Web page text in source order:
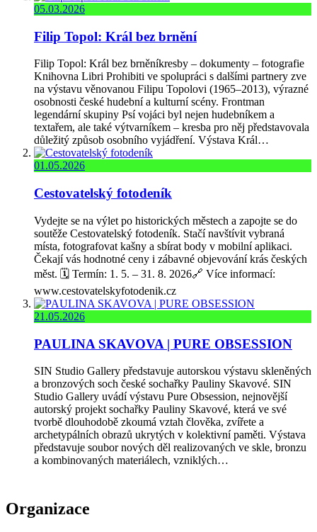
05.03.2026
Filip Topol: Král bez brnění
Filip Topol: Král bez brněníkresby – dokumenty – fotografie
Knihovna Libri Prohibiti ve spolupráci s dalšími partnery zve
na výstavu věnovanou Filipu Topolovi (1965–2013), výrazné
osobnosti české hudební a kulturní scény. Frontman
legendární skupiny Psí vojáci byl nejen hudebníkem a
textařem, ale také výtvarníkem – kresba pro něj představovala
důležitý způsob osobního vyjádření. Výstava Král…
01.05.2026
Cestovatelský fotodeník
Vydejte se na výlet po historických městech a zapojte se do
soutěže Cestovatelský fotodeník. Stačí navštívit vybraná
místa, fotografovat kašny a sbírat body v mobilní aplikaci.
Čekají vás hodnotné ceny i zábavné objevování krás českých
měst. 🗓️ Termín: 1. 5. – 31. 8. 2026🔗 Více informací:
www.cestovatelskyfotodenik.cz
21.05.2026
PAULINA SKAVOVA | PURE OBSESSION
SIN Studio Gallery představuje autorskou výstavu skleněných
a bronzových soch české sochařky Pauliny Skavové. SIN
Studio Gallery uvádí výstavu Pure Obsession, nejnovější
autorský projekt sochařky Pauliny Skavové, která ve své
tvorbě dlouhodobě zkoumá vztah člověka, zvířete a
archetypálních obrazů ukrytých v kolektivní paměti. Výstava
představuje soubor nových děl realizovaných ve skle, bronzu
a kombinovaných materiálech, vzniklých…
Organizace